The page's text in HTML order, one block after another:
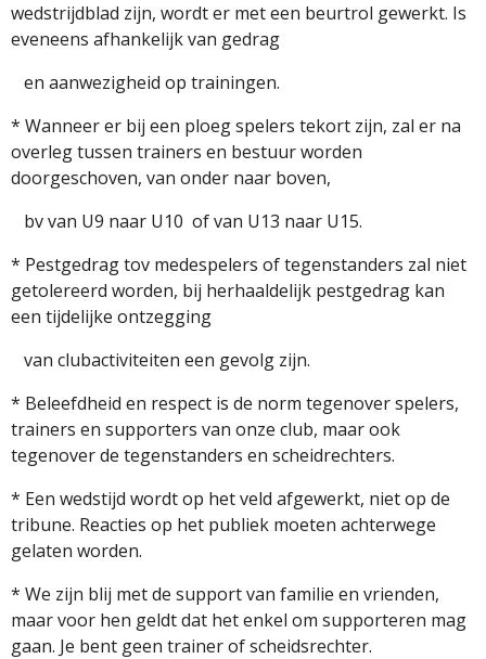
wedstrijdblad zijn, wordt er met een beurtrol gewerkt. Is
eveneens afhankelijk van gedrag
en aanwezigheid op trainingen.
* Wanneer er bij een ploeg spelers tekort zijn, zal er na
overleg tussen trainers en bestuur worden
doorgeschoven, van onder naar boven,
bv van U9 naar U10 of van U13 naar U15.
* Pestgedrag tov medespelers of tegenstanders zal niet
getolereerd worden, bij herhaaldelijk pestgedrag kan
een tijdelijke ontzegging
van clubactiviteiten een gevolg zijn.
* Beleefdheid en respect is de norm tegenover spelers,
trainers en supporters van onze club, maar ook
tegenover de tegenstanders en scheidrechters.
* Een wedstijd wordt op het veld afgewerkt, niet op de
tribune. Reacties op het publiek moeten achterwege
gelaten worden.
* We zijn blij met de support van familie en vrienden,
maar voor hen geldt dat het enkel om supporteren mag
gaan. Je bent geen trainer of scheidsrechter.